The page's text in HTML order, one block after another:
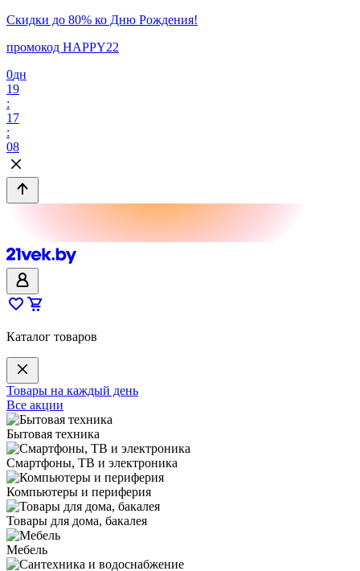
Скидки до 80% ко Дню Рождения!
промокод HAPPY22
0дн
19
:
17
:
08
Каталог товаров
Товары на каждый день
Все акции
Бытовая техника
Смартфоны, ТВ и электроника
Компьютеры и периферия
Товары для дома, бакалея
Мебель